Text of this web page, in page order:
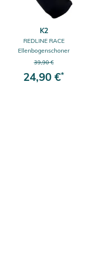
K2
REDLINE RACE
Ellenbogenschoner
39,90 €
24,90 €*